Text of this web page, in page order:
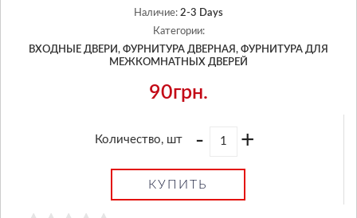
Наличие: 2-3 Days
Категории:
ВХОДНЫЕ ДВЕРИ, ФУРНИТУРА ДВЕРНАЯ, ФУРНИТУРА ДЛЯ
МЕЖКОМНАТНЫХ ДВЕРЕЙ
90грн.
Количество, шт - +
КУПИТЬ